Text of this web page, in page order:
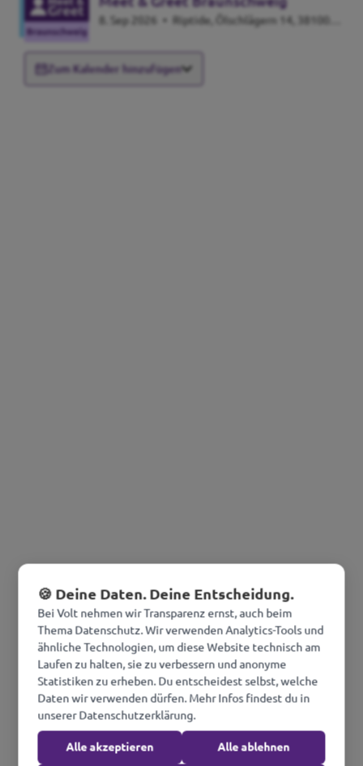
8. Sep 2026 •
Zum Kalender hinzufügen
🍪 Deine Daten. Deine Entscheidung.
Bei Volt nehmen wir Transparenz ernst, auch beim
Thema Datenschutz. Wir verwenden Analytics-Tools und
ähnliche Technologien, um diese Website technisch am
Laufen zu halten, sie zu verbessern und anonyme
Statistiken zu erheben. Du entscheidest selbst, welche
Daten wir verwenden dürfen. Mehr Infos findest du in
unserer Datenschutzerklärung.
Alle akzeptieren Alle ablehnen